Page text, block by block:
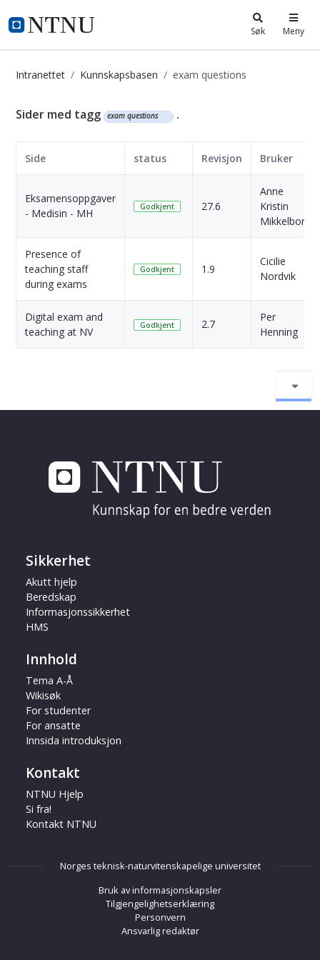
i.ntnu.no Søk Meny
Intranettet Kunnskapsbasen exam questions
Kunnskapsbasen
Sider med tagg exam questions .
Side status Revisjon Bruker
Eksamensoppgaver
- Medisin - MH
Godkjent 27.6
Anne
Kristin
Mikkelborg
Presence of
teaching staff
during exams
Godkjent 1.9
Cicilie
Nordvik
Digital exam and
teaching at NV
Godkjent 2.7
Per
Henning
Sikkerhet
Akutt hjelp
Beredskap
Informasjonssikkerhet
HMS
Innhold
Tema A-Å
Wikisøk
For studenter
For ansatte
Innsida introduksjon
Kontakt
NTNU Hjelp
Si fra!
Kontakt NTNU
Norges teknisk-naturvitenskapelige universitet
Bruk av informasjonskapsler
Tilgjengelighetserklæring
Personvern
Ansvarlig redaktør